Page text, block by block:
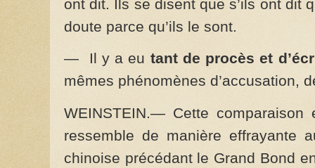
ont dit. Ils se disent que s’ils ont dit
doute parce qu’ils le sont.
— Il y a eu tant de procès et
mêmes phénomènes d’accusation,
WEINSTEIN.— Cette
ressemble de manière effrayante
chinoise précédant le Grand Bond